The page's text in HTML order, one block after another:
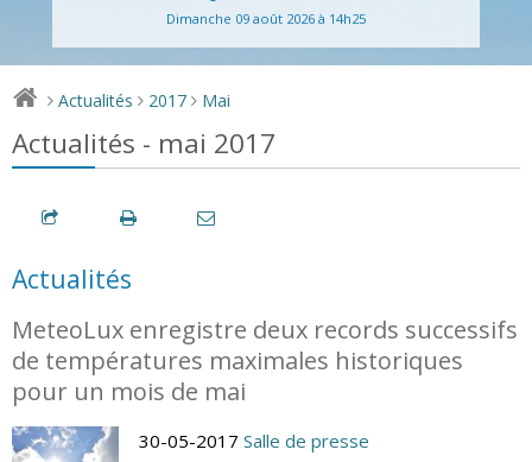
Dimanche 09 août 2026 à 14h25
> Actualités > 2017 > Mai
Actualités - mai 2017
Actualités
MeteoLux enregistre deux records successifs
de températures maximales historiques
pour un mois de mai
30-05-2017 Salle de presse